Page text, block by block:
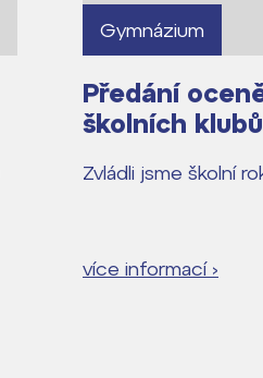
Gymnázium
Předání
školních klubů
Zvládli jsme školní
více informací ›